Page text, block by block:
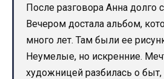
После разговора Анна долго
Вечером достала альбом,
много лет. Там были ее
Неумелые, но искренние.
художницей разбилась о быт,